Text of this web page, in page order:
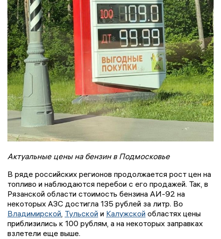
Актуальные цены на бензин в Подмосковье
В ряде российских регионов продолжается рост цен на
топливо и наблюдаются перебои с его продажей. Так, в
Рязанской области стоимость бензина АИ-92 на
некоторых АЗС достигла 135 рублей за литр. Во
Владимирской, Тульской и Калужской областях цены
приблизились к 100 рублям, а на некоторых заправках
взлетели еще выше.